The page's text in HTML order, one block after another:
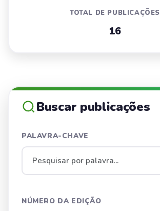
TOTAL DE PUBLICAÇÕES
16
Buscar publicações
PALAVRA-CHAVE
NÚMERO DA EDIÇÃO